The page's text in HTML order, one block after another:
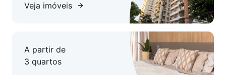
Veja imóveis
A partir de
3 quartos